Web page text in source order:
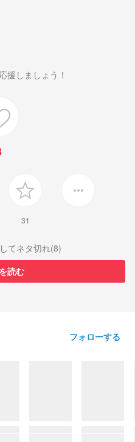
援しましょう！
31
more_horiz
てネタ切れ(8)
読む
フォローする